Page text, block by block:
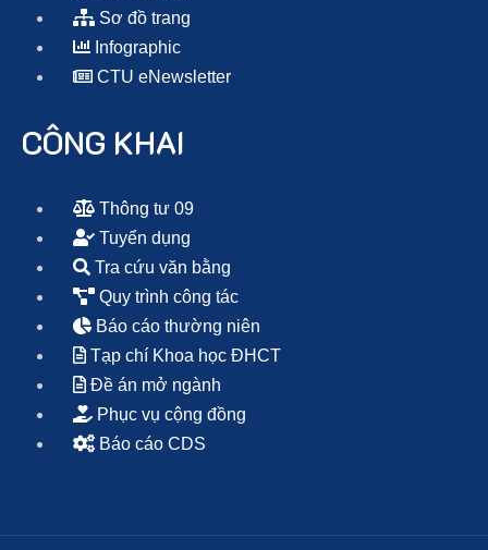
Sơ đồ trang
Infographic
CTU eNewsletter
CÔNG KHAI
Thông tư 09
Tuyển dụng
Tra cứu văn bằng
Quy trình công tác
Báo cáo thường niên
Tạp chí Khoa học ĐHCT
Đề án mở ngành
Phục vụ cộng đồng
Báo cáo CDS